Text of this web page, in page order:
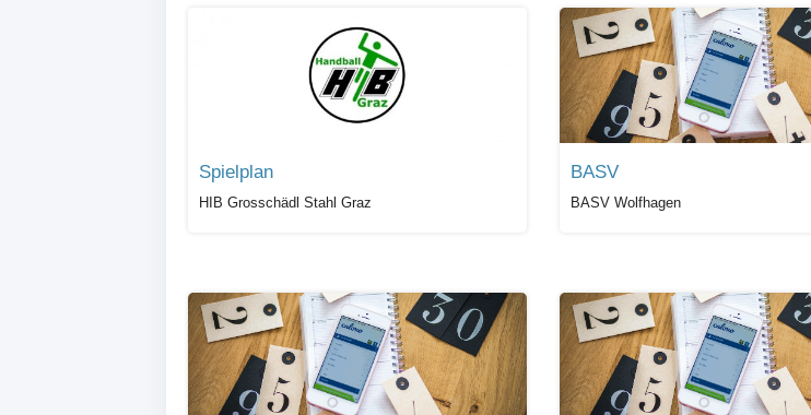
Spielplan
HIB Grosschädl Stahl Graz
BASV
BASV Wolfhagen